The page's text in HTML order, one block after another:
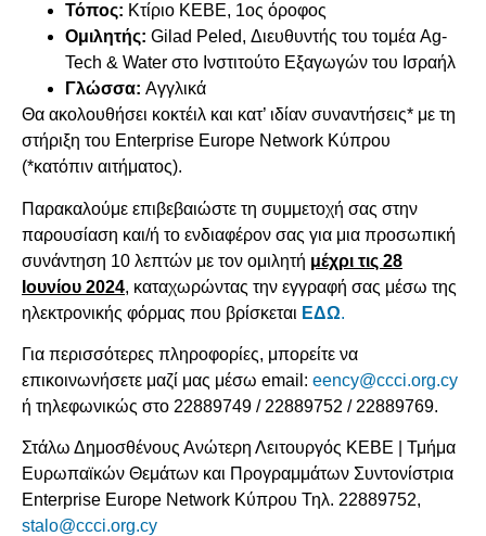
Τόπος: Κτίριο ΚΕΒΕ, 1ος όροφος
Ομιλητής: Gilad Peled, Διευθυντής του τομέα Ag-
Tech & Water στο Ινστιτούτο Εξαγωγών του Ισραήλ
Γλώσσα: Αγγλικά
Θα ακολουθήσει κοκτέιλ και κατ’ ιδίαν συναντήσεις* με τη
στήριξη του Enterprise Europe Network Κύπρου
(*κατόπιν αιτήματος).
Παρακαλούμε επιβεβαιώστε τη συμμετοχή σας στην
παρουσίαση και/ή το ενδιαφέρον σας για μια προσωπική
συνάντηση 10 λεπτών με τον ομιλητή μέχρι τις 28
Ιουνίου 2024, καταχωρώντας την εγγραφή σας μέσω της
ηλεκτρονικής φόρμας που βρίσκεται ΕΔΩ.
Για περισσότερες πληροφορίες, μπορείτε να
επικοινωνήσετε μαζί μας μέσω email: eency@ccci.org.cy
ή τηλεφωνικώς στο 22889749 / 22889752 / 22889769.
Στάλω Δημοσθένους Ανώτερη Λειτουργός ΚΕΒΕ | Τμήμα
Ευρωπαϊκών Θεμάτων και Προγραμμάτων Συντονίστρια
Enterprise Europe Network Κύπρου Τηλ. 22889752,
stalo@ccci.org.cy